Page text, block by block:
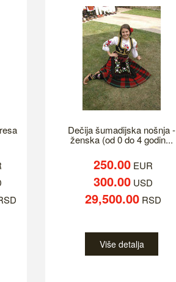
Dečija šumadijska nošnja -
ženska (od 0 do 4 godin...
250.00 EUR
300.00 USD
29,500.00 RSD
Više detalja